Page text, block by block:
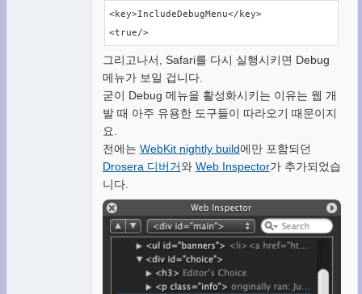
<key>IncludeDebugMenu</key>
<true/>
그리고나서, Safari를 다시 실행시키면 Debug
메뉴가 보일 겁니다.
굳이 Debug 메뉴을 활성화시키는 이유는 웹 개
발 때 아주 유용한 도구들이 따라오기 때문이지
요.
전에는 WebKit nightly build에만 포함되던
Drosera 디버거와 Web Inspector가 추가되었습
니다.